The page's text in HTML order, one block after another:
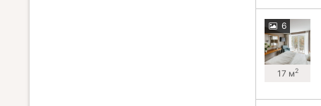
6
17 м2